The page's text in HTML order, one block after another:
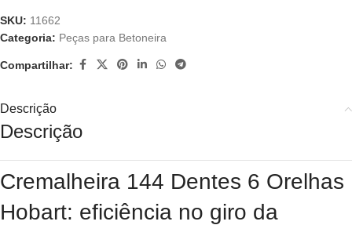
SKU: 11662
Categoria: Peças para Betoneira
Compartilhar:
Descrição
Descrição
Cremalheira 144 Dentes 6 Orelhas
Hobart: eficiência no giro da